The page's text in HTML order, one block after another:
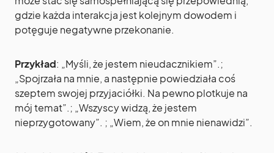
gdzie każda interakcja jest kolejnym dowodem i
potęguje negatywne przekonanie.
Przykład: „Myśli, że jestem nieudacznikiem”.;
„Spojrzała na mnie, a następnie powiedziała coś
szeptem swojej przyjaciółki. Na pewno plotkuje na
mój temat”.; „Wszyscy widzą, że jestem
nieprzygotowany”. ; „Wiem, że on mnie nienawidzi”.